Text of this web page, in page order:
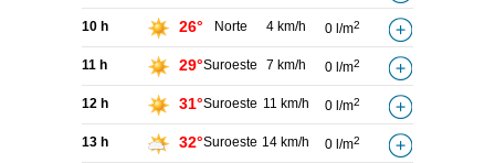
10 h 26° Norte 4 km/h 0 l/m2
11 h 29°Suroeste 7 km/h 0 l/m2
12 h 31°Suroeste 11 km/h 0 l/m2
13 h 32°Suroeste 14 km/h 0 l/m2